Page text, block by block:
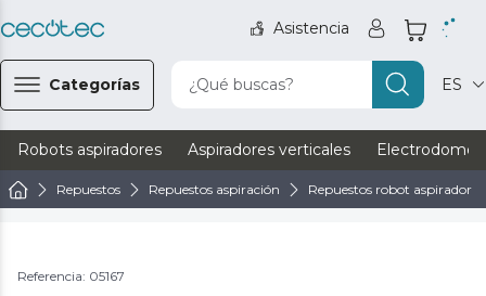
Asistencia
Categorías ¿Qué buscas? ES
Robots aspiradores Aspiradores verticales
Repuestos Repuestos aspiración Repuestos robot aspirador
Referencia: 05167